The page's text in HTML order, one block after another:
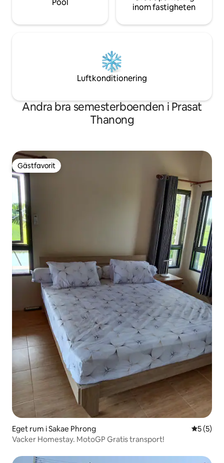
Pool
inom fastigheten
Luftkonditionering
Andra bra semesterboenden i Prasat
Thanong
Gästfavorit
Gästfavorit
Eget rum i Sakae Phrong 5 av 5 i
5 (5)
Vacker Homestay. MotoGP Gratis transport!